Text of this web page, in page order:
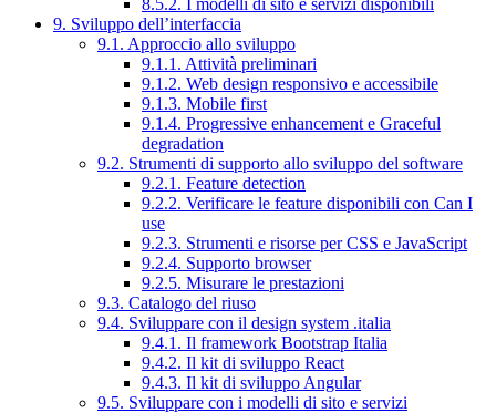
8.5.2. I modelli di sito e servizi disponibili
9. Sviluppo dell’interfaccia
9.1. Approccio allo sviluppo
9.1.1. Attività preliminari
9.1.2. Web design responsivo e accessibile
9.1.3. Mobile first
9.1.4. Progressive enhancement e Graceful
degradation
9.2. Strumenti di supporto allo sviluppo del software
9.2.1. Feature detection
9.2.2. Verificare le feature disponibili con Can I
use
9.2.3. Strumenti e risorse per CSS e JavaScript
9.2.4. Supporto browser
9.2.5. Misurare le prestazioni
9.3. Catalogo del riuso
9.4. Sviluppare con il design system .italia
9.4.1. Il framework Bootstrap Italia
9.4.2. Il kit di sviluppo React
9.4.3. Il kit di sviluppo Angular
9.5. Sviluppare con i modelli di sito e servizi